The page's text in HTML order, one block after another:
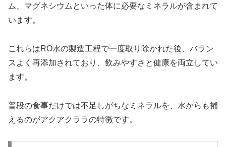
ム、マグネシウムといった体に必要なミネラルが含まれて
います。
これらはRO水の製造工程で一度取り除かれた後、バラン
スよく再添加されており、飲みやすさと健康を両立してい
ます。
普段の食事だけでは不足しがちなミネラルを、水からも補
えるのがアクアクララの特徴です。